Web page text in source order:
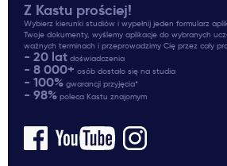
Z Kastu prościej!
Wybierz kierunki studiów i wypełnij jeden formularz
Twoje dokumenty, wyślemy aplikacje do wybranych
ważnych terminach i przeprowadzimy Cię przez cały
- 20 lat doświadczenia
- 8 000+ osób dostało się na studia
- 100% gwarancji przyjęcia*
- 98% poleca Kastu znajomym